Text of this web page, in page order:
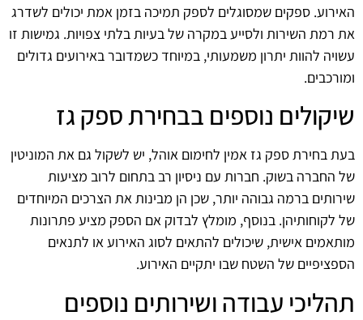
האירוע. ספקים שמסוגלים לספק תמיכה בזמן אמת יכולים לשדרג
את רמת השירות ולסייע במקרה של בעיות בלתי צפויות. גמישות זו
עשויה להוות יתרון משמעותי, במיוחד כשמדובר באירועים גדולים
ומורכבים.
שיקולים נוספים בבחירת ספק גז
בעת בחירת ספק גז אמין לחימום אוהל, יש לשקול גם את המוניטין
של החברה בשוק. חברות עם ניסיון רב בתחום לרוב מציעות
שירותים ברמה גבוהה יותר, שכן הן מבינות את הצרכים המיוחדים
של לקוחותיהן. בנוסף, מומלץ לבדוק אם הספק מציע פתרונות
מותאמים אישית, שיכולים להתאים לסוג האירוע או לתנאים
הספציפיים של השטח שבו יתקיים האירוע.
תהליכי עבודה ושירותים נוספים